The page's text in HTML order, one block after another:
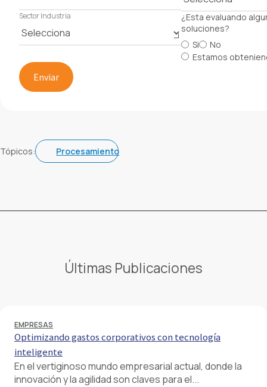
Sector Industria
¿Esta evaluando
soluciones?
Si
No
Estamos
Tópicos: Procesamiento
Últimas Publicaciones
EMPRESAS
Optimizando gastos corporativos con tecnología
inteligente
En el vertiginoso mundo empresarial actual, donde la
innovación y la agilidad son claves para el...